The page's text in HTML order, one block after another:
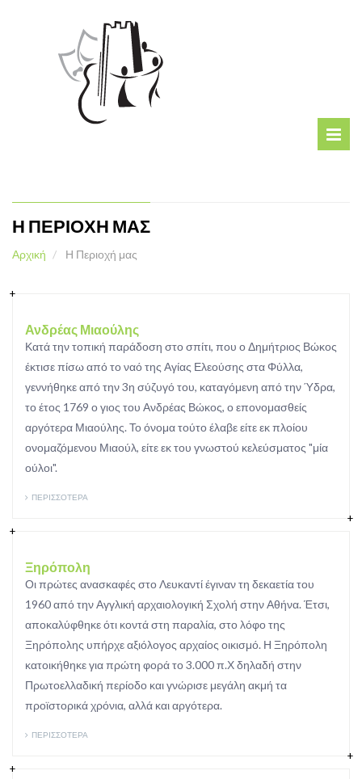
Η ΠΕΡΙΟΧΗ ΜΑΣ
Αρχική Η Περιοχή μας
Ανδρέας Μιαούλης
Κατά την τοπική παράδοση στο σπίτι, που ο Δημήτριος Βώκος
έκτισε πίσω από το ναό της Αγίας Ελεούσης στα Φύλλα,
γεννήθηκε από την 3η σύζυγό του, καταγόμενη από την Ύδρα,
το έτος 1769 ο γιος του Ανδρέας Βώκος, ο επονομασθείς
αργότερα Μιαούλης. Το όνομα τούτο έλαβε είτε εκ πλοίου
ονομαζόμενου Μιαούλ, είτε εκ του γνωστού κελεύσματος "μία
ούλοι".
ΠΕΡΙΣΣΟΤΕΡΑ
Ξηρόπολη
Οι πρώτες ανασκαφές στο Λευκαντί έγιναν τη δεκαετία του
1960 από την Αγγλική αρχαιολογική Σχολή στην Αθήνα. Έτσι,
αποκαλύφθηκε ότι κοντά στη παραλία, στο λόφο της
Ξηρόπολης υπήρχε αξιόλογος αρχαίος οικισμό. Η Ξηρόπολη
κατοικήθηκε για πρώτη φορά το 3.000 π.Χ δηλαδή στην
Πρωτοελλαδική περίοδο και γνώρισε μεγάλη ακμή τα
προϊστορικά χρόνια, αλλά και αργότερα.
ΠΕΡΙΣΣΟΤΕΡΑ